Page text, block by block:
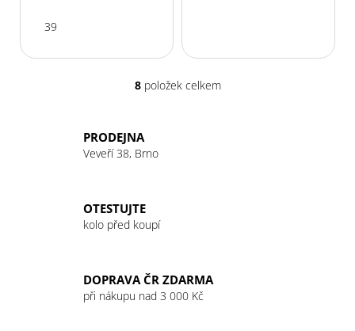
39
O
k
y
8položek celkem
PRODEJNA
Veveří 38, Brno
OTESTUJTE
kolo před koupí
DOPRAVA ČR ZDARMA
při nákupu nad 3 000 Kč